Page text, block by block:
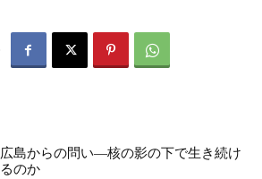
広島からの問い―核の影の下で生き続け
るのか